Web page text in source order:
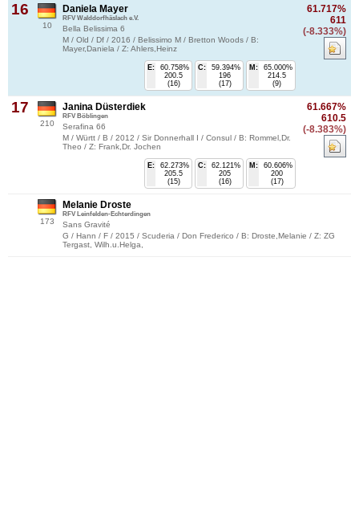
16
10
61.717%
611
(-8.333%)
Daniela Mayer
RFV Walddorfhäslach e.V.
Bella Belissima 6
M / Old / Df / 2016 / Belissimo M / Bretton Woods / B:
Mayer,Daniela / Z: Ahlers,Heinz
M:
65.000%
214.5
(9)
C:
59.394%
196
(17)
E:
60.758%
200.5
(16)
17
210
61.667%
610.5
(-8.383%)
Janina Düsterdiek
RFV Böblingen
Serafina 66
M / Württ / B / 2012 / Sir Donnerhall I / Consul / B: Rommel,Dr.
Theo / Z: Frank,Dr. Jochen
M:
60.606%
200
(17)
C:
62.121%
205
(16)
E:
62.273%
205.5
(15)
173
Melanie Droste
RFV Leinfelden-Echterdingen
Sans Gravité
G / Hann / F / 2015 / Scuderia / Don Frederico / B: Droste,Melanie / Z: ZG
Tergast, Wilh.u.Helga,